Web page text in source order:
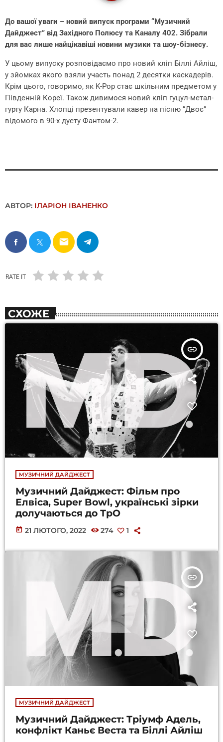
До вашої уваги – новий випуск програми “Музичний
Дайджест” від Західного Полюсу та Каналу 402. Зібрали
для вас лише найцікавіші новини музики та шоу-бізнесу.
У цьому випуску розповідаємо про новий кліп Біллі Айліш,
у зйомках якого взяли участь понад 2 десятки каскадерів.
Крім цього, говоримо, як K-Pop стає шкільним предметом у
Південній Кореї. Також дивимося новий кліп гуцул-метал-
гурту Карна. Хлопці презентували кавер на пісню “Двоє”
відомого в 90-х дуету Фантом-2.
АВТОР: ІЛАРІОН ІВАНЕНКО
email
RATE IT
СХОЖЕ
insert_link
МУЗИЧНИЙ ДАЙДЖЕСТ
Музичний Дайджест: Фільм про
Елвіса, Super Bowl, українські зірки
долучаються до ТрО
today 21 ЛЮТОГО, 2022 274 1
insert_link
МУЗИЧНИЙ ДАЙДЖЕСТ
Музичний Дайджест: Тріумф Адель,
конфлікт Каньє Веста та Біллі Айліш